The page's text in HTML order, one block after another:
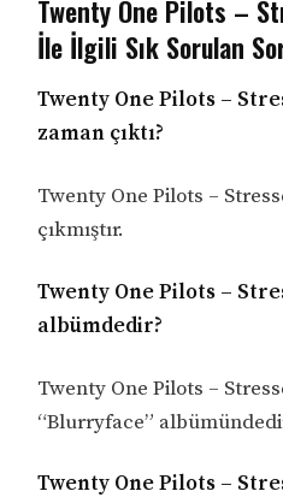
Twenty One Pilots –
İle İlgili Sık Sorulan
Twenty One Pilots –
zaman çıktı?
Twenty One Pilots –
çıkmıştır.
Twenty One Pilots –
albümdedir?
Twenty One Pilots –
“Blurryface”
Twenty One Pilots –